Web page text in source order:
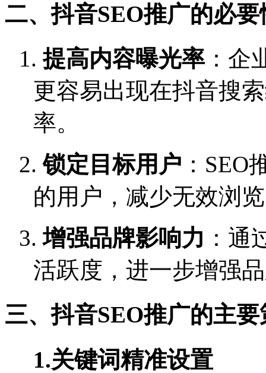
二、抖音SEO推广的必要
1.提高内容曝光率 ：企
更容易出现在抖音搜
率。
2.锁定目标用户 ： SEO
的用户，减少无效浏
3.增强品牌影响力 ：通
活跃度，进一步增强
三、抖音SEO推广的主要
1.关键词精准设置